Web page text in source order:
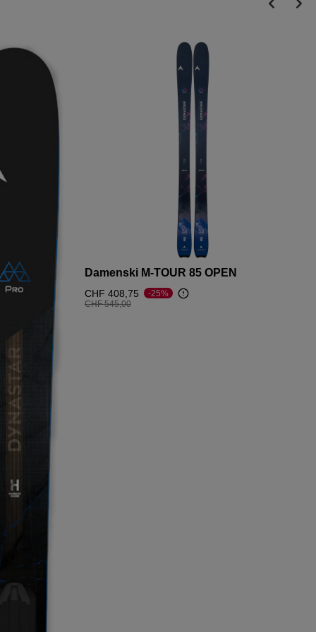
Damenski M-TOUR 85 OPEN
CHF 408,75
Preis reduziert von
CHF 545,00auf
-25%